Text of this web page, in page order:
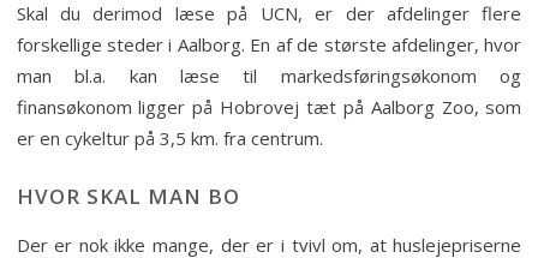
Skal du derimod læse på UCN, er der afdelinger flere
forskellige steder i Aalborg. En af de største afdelinger, hvor
man bl.a. kan læse til markedsføringsøkonom og
finansøkonom ligger på Hobrovej tæt på Aalborg Zoo, som
er en cykeltur på 3,5 km. fra centrum.
HVOR SKAL MAN BO
Der er nok ikke mange, der er i tvivl om, at huslejepriserne